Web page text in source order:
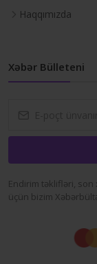
Haqqımızda
Xəbər Bülleteni
Endirim təklifləri, son
üçün bizim